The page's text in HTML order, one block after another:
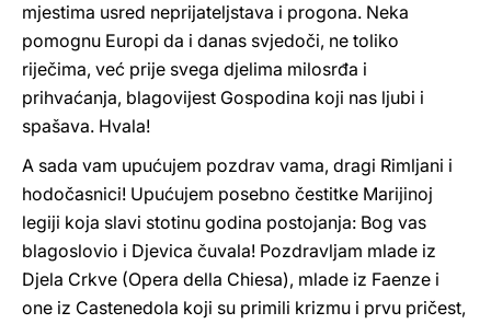
mjestima usred neprijateljstava i progona. Neka
pomognu Europi da i danas svjedoči, ne toliko
riječima, već prije svega djelima milosrđa i
prihvaćanja, blagovijest Gospodina koji nas ljubi i
spašava. Hvala!
A sada vam upućujem pozdrav vama, dragi Rimljani i
hodočasnici! Upućujem posebno čestitke Marijinoj
legiji koja slavi stotinu godina postojanja: Bog vas
blagoslovio i Djevica čuvala! Pozdravljam mlade iz
Djela Crkve (Opera della Chiesa), mlade iz Faenze i
one iz Castenedola koji su primili krizmu i prvu pričest,